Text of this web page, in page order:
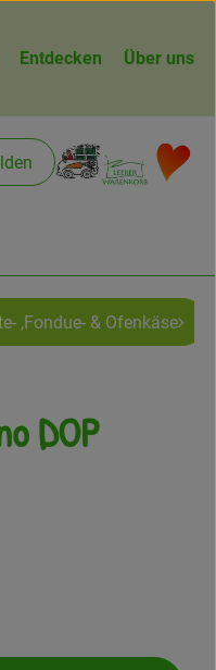
Entdecken Über uns
,Fondue- & Ofenkäse
DOP